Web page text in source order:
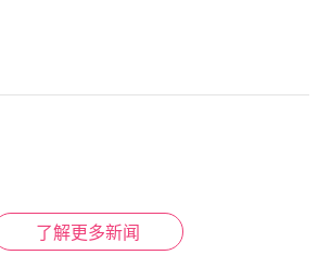
了解更多新闻